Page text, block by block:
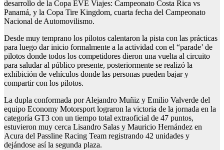
desarrollo de la Copa EVE Viajes: Campeonato Costa Rica vs
Panamá, y la Copa Tire Kingdom, cuarta fecha del Campeonato
Nacional de Automovilismo.
Desde muy temprano los pilotos calentaron la pista con las prácticas
para luego dar inicio formalmente a la actividad con el “parade’ de
pilotos donde todos los competidores dieron una vuelta al circuito
para saludar al público presente, posteriormente se realizó la
exhibición de vehículos donde las personas pueden bajar y
compartir con los pilotos.
La dupla conformada por Alejandro Muñiz y Emilio Valverde del
equipo Economy Motorsport lograron la victoria de la jornada en la
categoría GT3 con un tiempo total extraoficial de 47 puntos,
estuvieron muy cerca Lisandro Salas y Mauricio Hernández en
Acura del Passline Racing Team registrando 42 unidades y
dejándose así la segunda plaza.